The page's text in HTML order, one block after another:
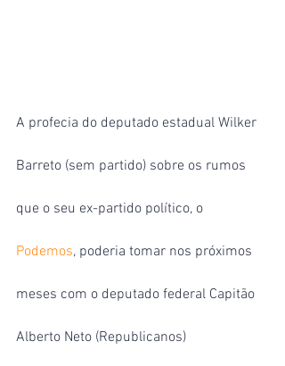
A profecia do deputado estadual Wilker
Barreto (sem partido) sobre os rumos
que o seu ex-partido político, o
Podemos, poderia tomar nos próximos
meses com o deputado federal Capitão
Alberto Neto (Republicanos)